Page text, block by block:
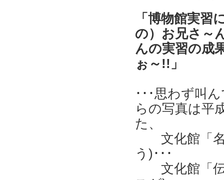
「博物館実習
の）お兄さ～
んの実習の成
ぉ～!!」
･･･思わず叫
らの写真は平
た、
文化館「名
う)･･･
文化館「伝